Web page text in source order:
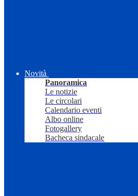
Novità
Panoramica
Le notizie
Le circolari
Calendario eventi
Albo online
Fotogallery
Bacheca sindacale